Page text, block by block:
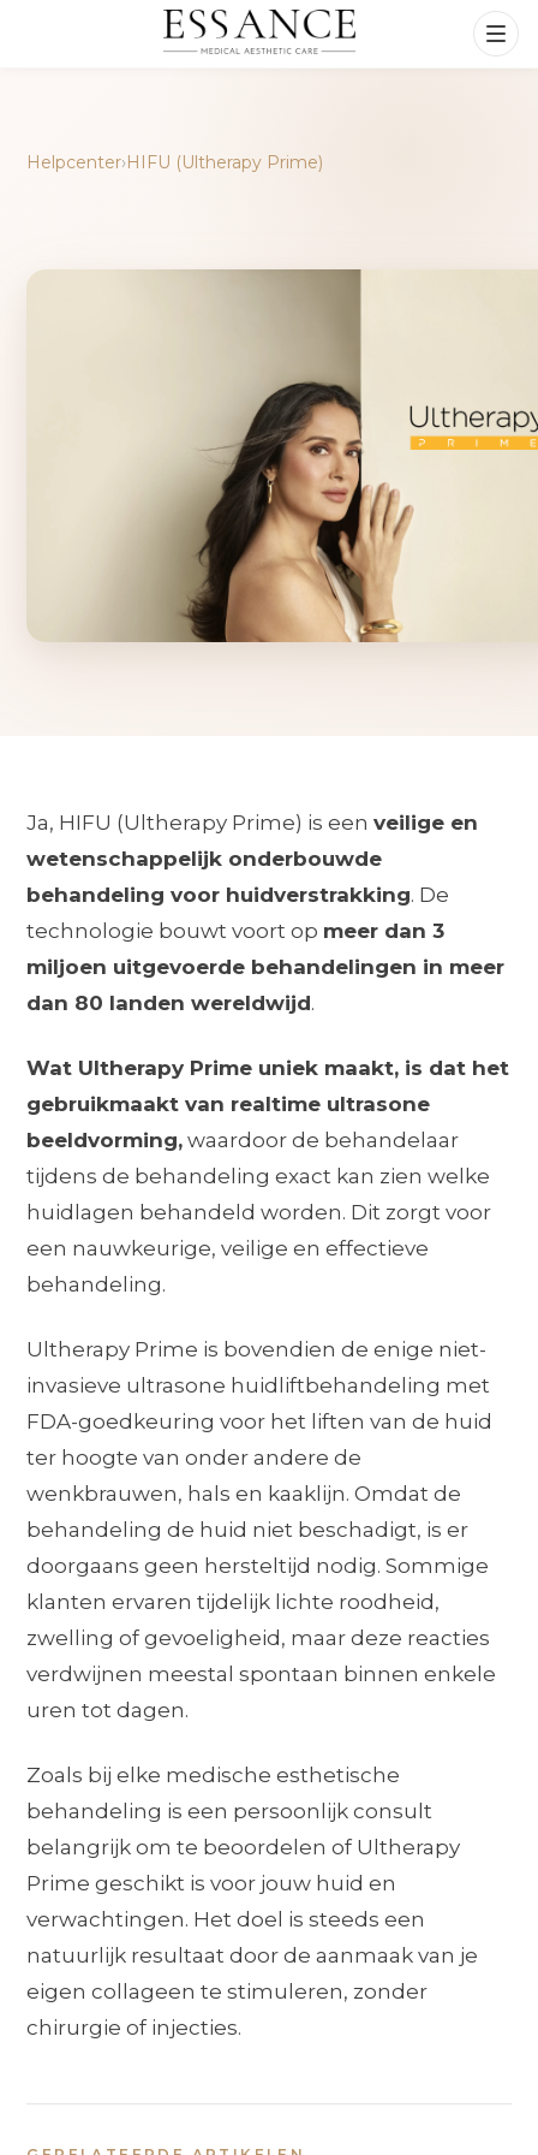
Helpcenter›HIFU (Ultherapy Prime)
Ja, HIFU (Ultherapy Prime) is eenveilige en
wetenschappelijk onderbouwde
behandeling voor huidverstrakking. De
technologie bouwt voort op meer dan 3
miljoen uitgevoerde behandelingen in meer
dan 80 landen wereldwijd.
Wat Ultherapy Prime uniek maakt, is dat het
gebruikmaakt van realtime ultrasone
beeldvorming, waardoor de behandelaar
tijdens de behandeling exact kan zien welke
huidlagen behandeld worden. Dit zorgt voor
een nauwkeurige, veilige en effectieve
behandeling.
Ultherapy Prime is bovendien de enige niet-
invasieve ultrasone huidliftbehandeling met
FDA-goedkeuring voor het liften van de huid
ter hoogte van onder andere de
wenkbrauwen, hals en kaaklijn. Omdat de
behandeling de huid niet beschadigt, is er
doorgaans geen hersteltijd nodig. Sommige
klanten ervaren tijdelijk lichte roodheid,
zwelling of gevoeligheid, maar deze reacties
verdwijnen meestal spontaan binnen enkele
uren tot dagen.
Zoals bij elke medische esthetische
behandeling is een persoonlijk consult
belangrijk om te beoordelen of Ultherapy
Prime geschikt is voor jouw huid en
verwachtingen. Het doel is steeds een
natuurlijk resultaat door de aanmaak van je
eigen collageen te stimuleren, zonder
chirurgie of injecties.